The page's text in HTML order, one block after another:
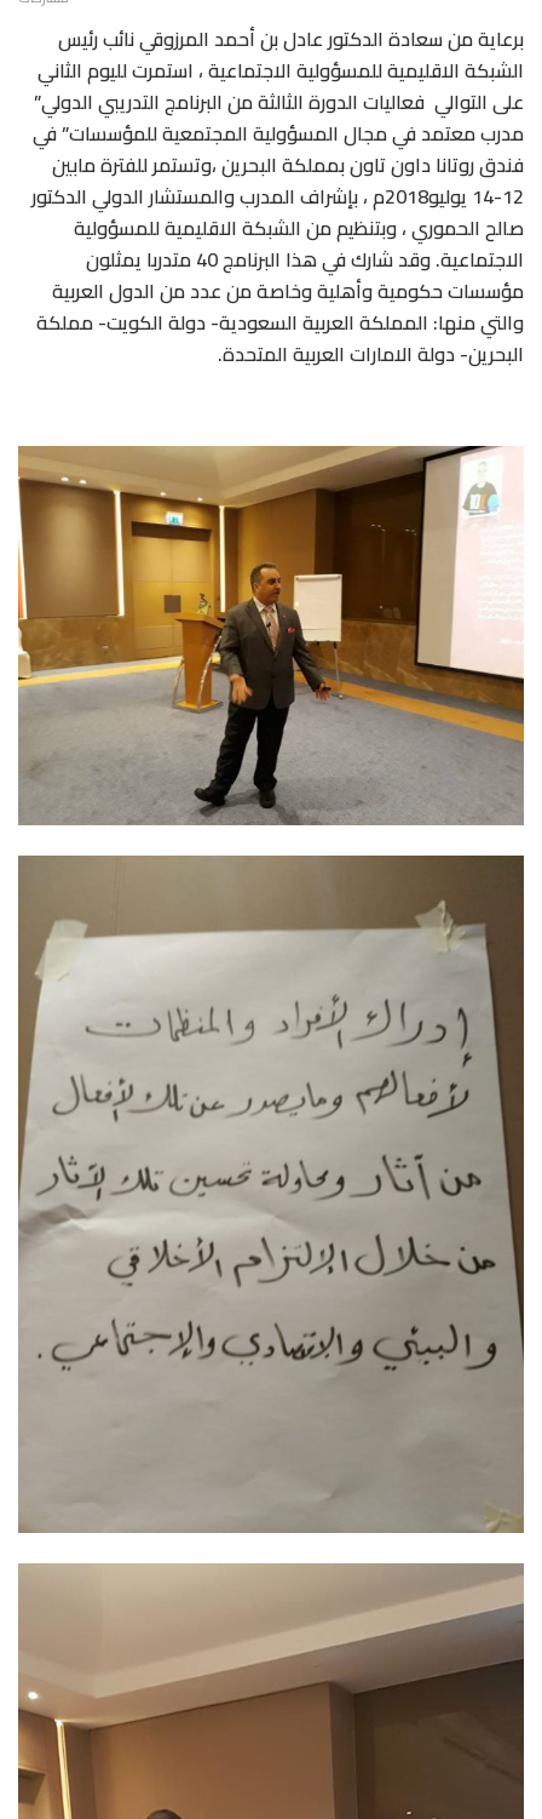
برعاية من سعادة الدكتور عادل بن أحمد المرزوقي نائب رئيس
الشبكة الاقليمية للمسؤولية الاجتماعية ، استمرت لليوم الثاني
على التوالي فعاليات الدورة الثالثة من البرنامج التدريبي الدولي”
مدرب معتمد في مجال المسؤولية المجتمعية للمؤسسات” في
فندق روتانا داون تاون بمملكة البحرين ،وتستمر للفترة مابين
12-14 يوليو2018م ، بإشراف المدرب والمستشار الدولي الدكتور
صالح الحموري ، وبتنظيم من الشبكة الاقليمية للمسؤولية
الاجتماعية. وقد شارك في هذا البرنامج 40 متدربا يمثلون
مؤسسات حكومية وأهلية وخاصة من عدد من الدول العربية
والتي منها: المملكة العربية السعودية- دولة الكويت- مملكة
البحرين- دولة الامارات العربية المتحدة.